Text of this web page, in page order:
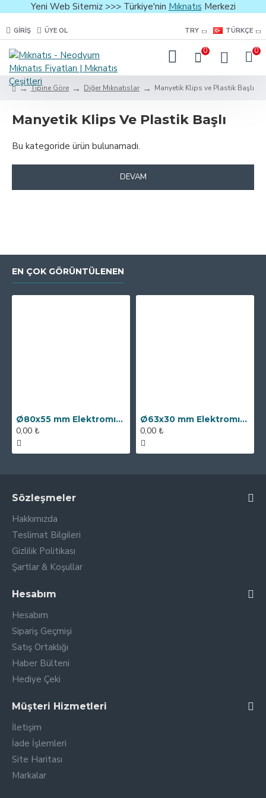
Yeni Web Sitemiz >>> Türkiye'nin Mıknatıs Merkezi
GIRIŞ ÜYE OL TRY TÜRKÇE
0 0
Tipine Göre Diğer Mıknatıslar Manyetik Klips ve Plastik Başlı
Manyetik Klips Ve Plastik Başlı
Bu kategoride ürün bulunamadı.
DEVAM
EN ÇOK GÖRÜNTÜLENEN
Ø80x55 mm Elektromıknatıs - 250 kg Çekim Gücü
0,00 ₺
Ø63x30 mm Elektromıknatıs - 100 kg Çekim Gücü
0,00 ₺
Sözleşmeler
Hakkımızda
Teslimat Bilgileri
Gizlilik Politikası
Şartlar & Koşullar
Hesabım
Hesabım
Sipariş Geçmişi
Satış Ortaklığı
Haber Bülteni
Hediye Çeki
Müşteri Hizmetleri
İletişim
İade İşlemleri
Site Haritası
Markalar